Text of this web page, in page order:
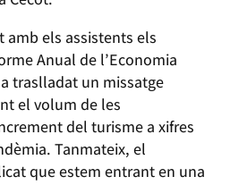
amb els assistents els
Anual de l’Economia
traslladat un missatge
el volum de les
del turisme a xifres
Tanmateix, el
que estem entrant en una